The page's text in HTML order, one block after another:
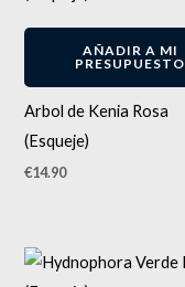
AÑADIR A MI
PRESUPUESTO
Arbol de Kenia Rosa
(Esqueje)
€14.90